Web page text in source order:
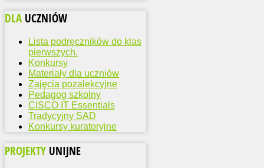
DLA UCZNIÓW
Lista podręczników do klas
pierwszych.
Konkursy
Materiały dla uczniów
Zajęcia pozalekcyjne
Pedagog szkolny
CISCO IT Essentials
Tradycyjny SAD
Konkursy kuratoryjne
PROJEKTY UNIJNE